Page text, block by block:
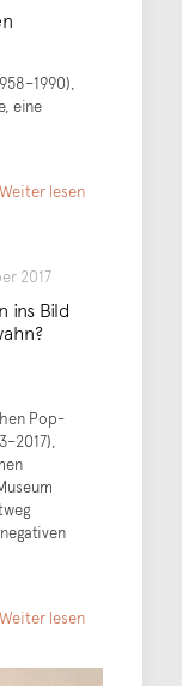
eine
Weiter lesen
2017
ins Bild
Pop-
Weiter lesen